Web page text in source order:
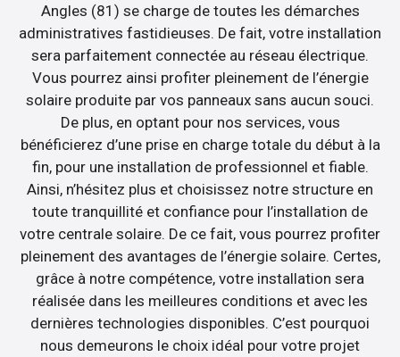
Angles (81) se charge de toutes les démarches
administratives fastidieuses. De fait, votre installation
sera parfaitement connectée au réseau électrique.
Vous pourrez ainsi profiter pleinement de l’énergie
solaire produite par vos panneaux sans aucun souci.
De plus, en optant pour nos services, vous
bénéficierez d’une prise en charge totale du début à la
fin, pour une installation de professionnel et fiable.
Ainsi, n’hésitez plus et choisissez notre structure en
toute tranquillité et confiance pour l’installation de
votre centrale solaire. De ce fait, vous pourrez profiter
pleinement des avantages de l’énergie solaire. Certes,
grâce à notre compétence, votre installation sera
réalisée dans les meilleures conditions et avec les
dernières technologies disponibles. C’est pourquoi
nous demeurons le choix idéal pour votre projet